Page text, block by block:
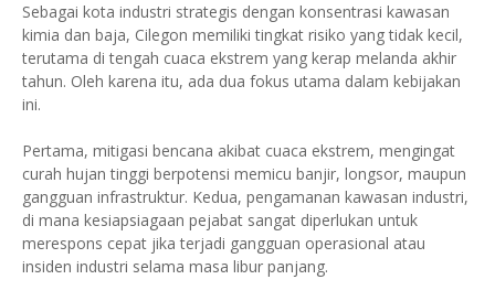
Sebagai kota industri strategis dengan konsentrasi kawasan
kimia dan baja, Cilegon memiliki tingkat risiko yang tidak kecil,
terutama di tengah cuaca ekstrem yang kerap melanda akhir
tahun. Oleh karena itu, ada dua fokus utama dalam kebijakan
ini.
Pertama, mitigasi bencana akibat cuaca ekstrem, mengingat
curah hujan tinggi berpotensi memicu banjir, longsor, maupun
gangguan infrastruktur. Kedua, pengamanan kawasan industri,
di mana kesiapsiagaan pejabat sangat diperlukan untuk
merespons cepat jika terjadi gangguan operasional atau
insiden industri selama masa libur panjang.